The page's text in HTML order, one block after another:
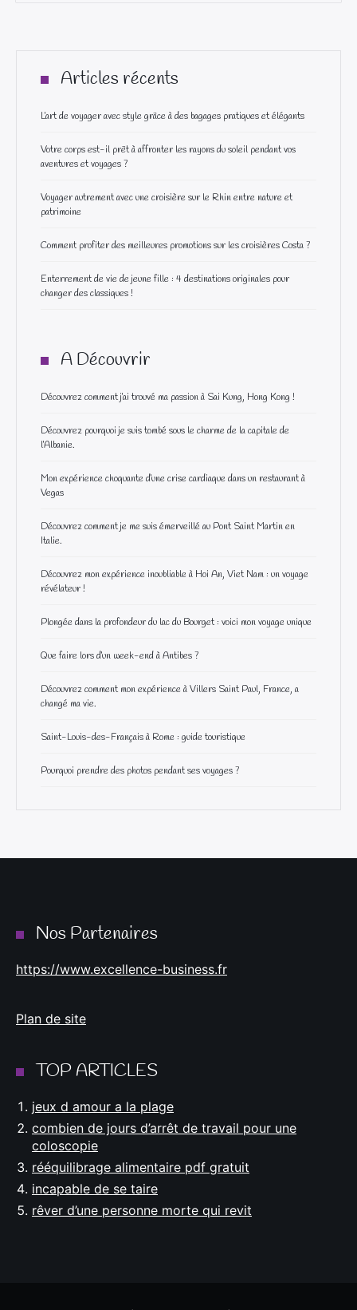
Articles récents
L’art de voyager avec style grâce à des bagages pratiques et élégants
Votre corps est-il prêt à affronter les rayons du soleil pendant vos
aventures et voyages ?
Voyager autrement avec une croisière sur le Rhin entre nature et
patrimoine
Comment profiter des meilleures promotions sur les croisières Costa ?
Enterrement de vie de jeune fille : 4 destinations originales pour
changer des classiques !
A Découvrir
Découvrez comment j’ai trouvé ma passion à Sai Kung, Hong Kong !
Découvrez pourquoi je suis tombé sous le charme de la capitale de
l’Albanie.
Mon expérience choquante d’une crise cardiaque dans un restaurant à
Vegas
Découvrez comment je me suis émerveillé au Pont Saint Martin en
Italie.
Découvrez mon expérience inoubliable à Hoi An, Viet Nam : un voyage
révélateur !
Plongée dans la profondeur du lac du Bourget : voici mon voyage unique
Que faire lors d’un week-end à Antibes ?
Découvrez comment mon expérience à Villers Saint Paul, France, a
changé ma vie.
Saint-Louis-des-Français à Rome : guide touristique
Pourquoi prendre des photos pendant ses voyages ?
Nos Partenaires
https://www.excellence-business.fr
Plan de site
TOP ARTICLES
jeux d amour a la plage
combien de jours d’arrêt de travail pour une
coloscopie
rééquilibrage alimentaire pdf gratuit
incapable de se taire
rêver d’une personne morte qui revit